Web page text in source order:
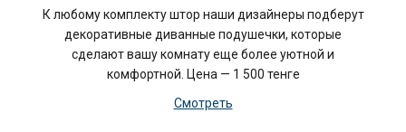
К любому комплекту штор наши дизайнеры подберут
декоративные диванные подушечки, которые
сделают вашу комнату еще более уютной и
комфортной. Цена — 1 500 тенге
Смотреть